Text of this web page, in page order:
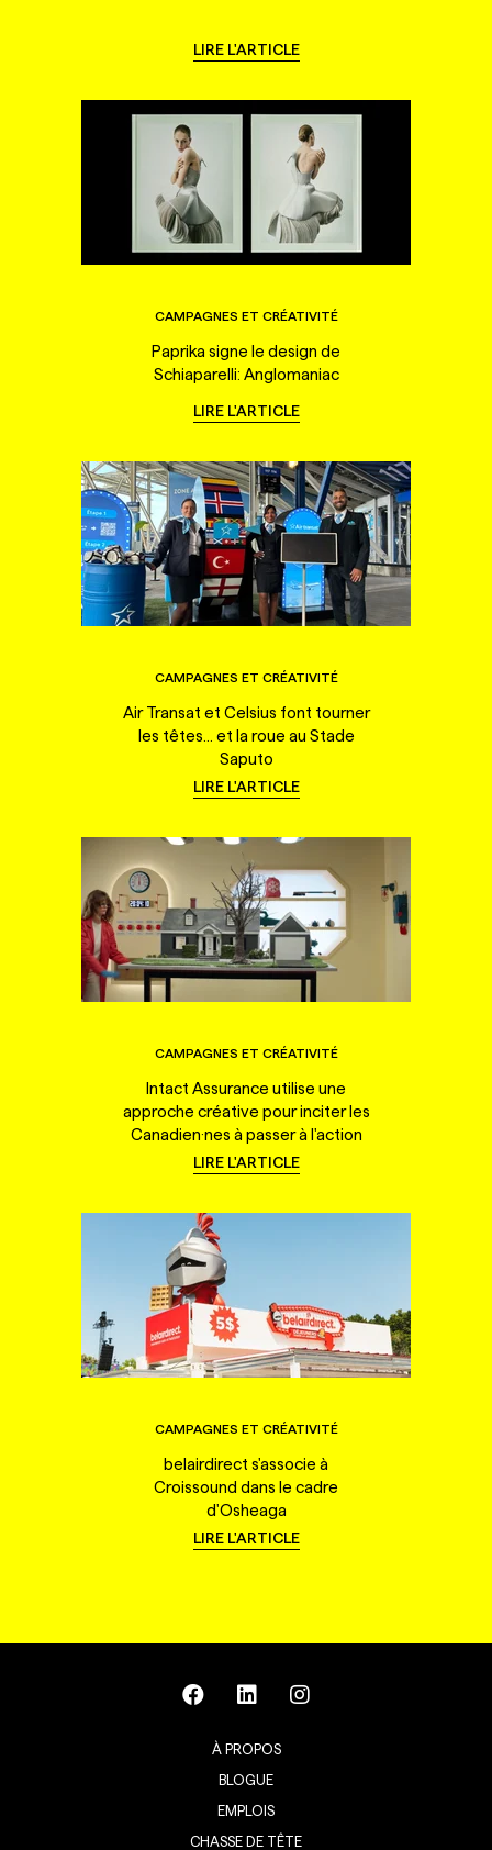
LIRE L'ARTICLE
CAMPAGNES ET CRÉATIVITÉ
Paprika signe le design de
Schiaparelli: Anglomaniac
LIRE L'ARTICLE
CAMPAGNES ET CRÉATIVITÉ
Air Transat et Celsius font tourner
les têtes... et la roue au Stade
Saputo
LIRE L'ARTICLE
CAMPAGNES ET CRÉATIVITÉ
Intact Assurance utilise une
approche créative pour inciter les
Canadien·nes à passer à l'action
LIRE L'ARTICLE
CAMPAGNES ET CRÉATIVITÉ
belairdirect s'associe à
Croissound dans le cadre
d'Osheaga
LIRE L'ARTICLE
À PROPOS
BLOGUE
EMPLOIS
CHASSE DE TÊTE